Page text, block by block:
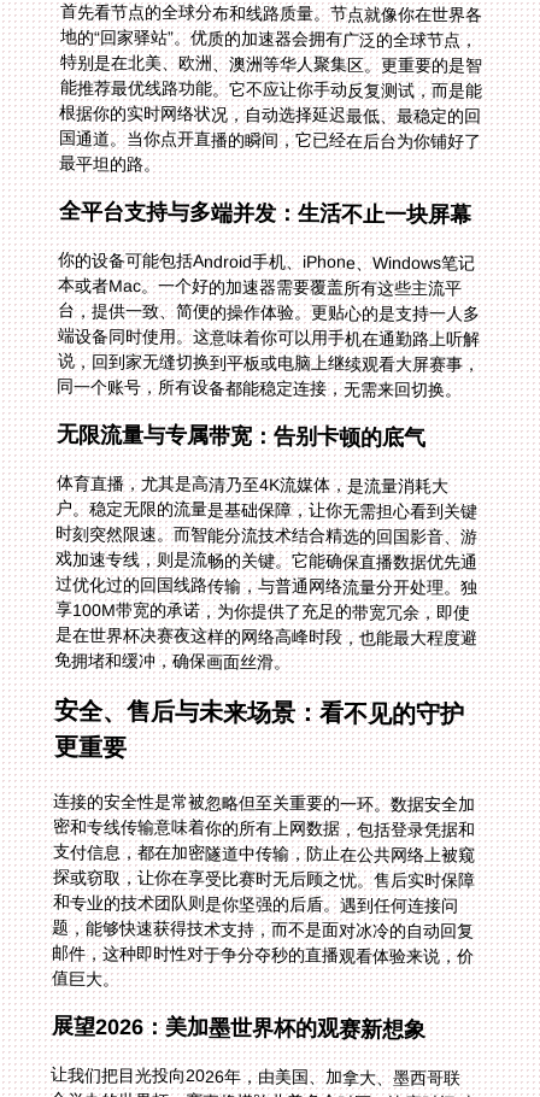
首先看节点的全球分布和线路质量。节点就像你在世界各
地的“回家驿站”。优质的加速器会拥有广泛的全球节点，
特别是在北美、欧洲、澳洲等华人聚集区。更重要的是智
能推荐最优线路功能。它不应让你手动反复测试，而是能
根据你的实时网络状况，自动选择延迟最低、最稳定的回
国通道。当你点开直播的瞬间，它已经在后台为你铺好了
最平坦的路。
全平台支持与多端并发：生活不止一块屏幕
你的设备可能包括Android手机、iPhone、Windows笔记
本或者Mac。一个好的加速器需要覆盖所有这些主流平
台，提供一致、简便的操作体验。更贴心的是支持一人多
端设备同时使用。这意味着你可以用手机在通勤路上听解
说，回到家无缝切换到平板或电脑上继续观看大屏赛事，
同一个账号，所有设备都能稳定连接，无需来回切换。
无限流量与专属带宽：告别卡顿的底气
体育直播，尤其是高清乃至4K流媒体，是流量消耗大
户。稳定无限的流量是基础保障，让你无需担心看到关键
时刻突然限速。而智能分流技术结合精选的回国影音、游
戏加速专线，则是流畅的关键。它能确保直播数据优先通
过优化过的回国线路传输，与普通网络流量分开处理。独
享100M带宽的承诺，为你提供了充足的带宽冗余，即使
是在世界杯决赛夜这样的网络高峰时段，也能最大程度避
免拥堵和缓冲，确保画面丝滑。
安全、售后与未来场景：看不见的守护
更重要
连接的安全性是常被忽略但至关重要的一环。数据安全加
密和专线传输意味着你的所有上网数据，包括登录凭据和
支付信息，都在加密隧道中传输，防止在公共网络上被窥
探或窃取，让你在享受比赛时无后顾之忧。售后实时保障
和专业的技术团队则是你坚强的后盾。遇到任何连接问
题，能够快速获得技术支持，而不是面对冰冷的自动回复
邮件，这种即时性对于争分夺秒的直播观看体验来说，价
值巨大。
展望2026：美加墨世界杯的观赛新想象
让我们把目光投向2026年，由美国、加拿大、墨西哥联
合举办的世界杯。赛事将横跨北美多个时区，比赛时间对
于全球观众都将是一大挑战。届时，你可能需要随时随地
在手机、平板、电脑甚至车载屏幕上，捕捉来自不同主办
城市的精彩瞬间。一个具备上述功能的回国加速器，其价
值将更加凸显。想象一下，你在多伦多出差，午休时用手
机通过国内平台观看一场在墨西哥城举行的、带有中文解
说的早场比赛；晚上回到酒店，又能在笔记本上无缝衔接
西海岸的夜赛。全平台支持、智能线路和稳定带宽，将让